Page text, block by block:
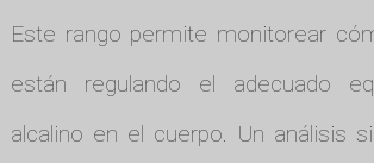
Este rango permite monitorear
están regulando el adecuado
alcalino en el cuerpo. Un análisis